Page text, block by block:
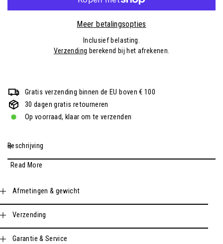
Op voorraad, klaar om te verzenden
Meer betalingsopties
Inclusief belasting.
Verzending berekend bij het afrekenen.
Gratis verzending binnen de EU boven € 100
30 dagen gratis retourneren
Beschrijving
Read More
Afmetingen & gewicht
Verzending
Garantie & Service